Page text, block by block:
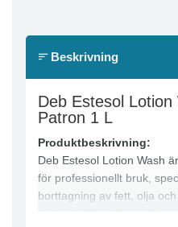
Beskrivning
Deb Estesol Lotion
Patron 1 L
Produktbeskrivning:
Deb Estesol Lotion Wash
för professionellt bruk,
borttagning av fett, olja